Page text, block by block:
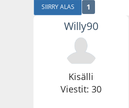
SIIRRY ALAS 1
Willy90
Kisälli
Viestit: 30